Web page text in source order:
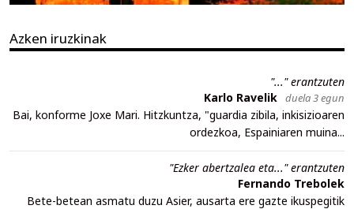
Azken iruzkinak
"..." erantzuten
Karlo Ravelik duela 3 egun
Bai, konforme Joxe Mari. Hitzkuntza, "guardia zibila, inkisizioaren
ordezkoa, Espainiaren muina...
"Ezker abertzalea eta..." erantzuten
Fernando Trebolek
Bete-betean asmatu duzu Asier, ausarta ere gazte ikuspegitik